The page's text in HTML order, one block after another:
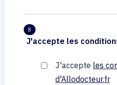
8
J'accepte les
J'accepte les
d'Allodocteur.fr